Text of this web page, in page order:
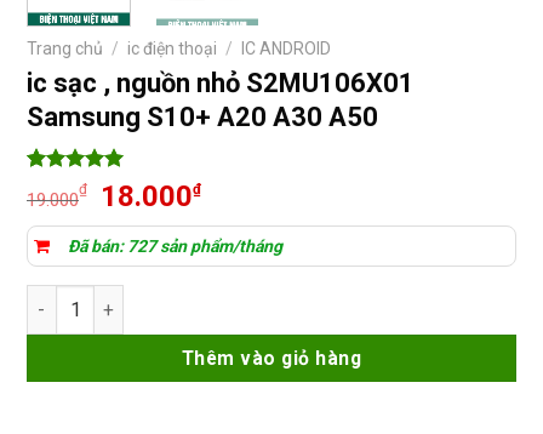
Trang chủ / ic điện thoại / IC ANDROID
ic sạc , nguồn nhỏ S2MU106X01
Samsung S10+ A20 A30 A50
trên 5
dựa trên
đánh giá
19.000₫
Giá
gốc
là:
19.000₫.
18.000₫Giá
hiện
tại
Đã bán: 727 sản phẩm/tháng
ic sạc , nguồn nhỏ S2MU106X01 Samsung S10+ A20 A30 A50
Thêm vào giỏ hàng